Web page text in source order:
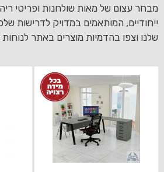
מבחר עצום של מאות שולחנות ופריטי
ייחודיים, המותאמים במדויק לדרישות
שלנו וצפו בהדמיות מוצרים באתר